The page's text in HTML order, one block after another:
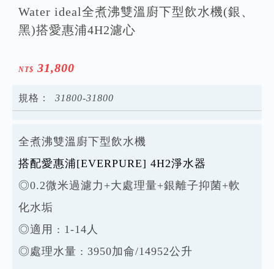
Water ideal全煮沸雙溫廚下型飲水機(銀、
黑)搭愛惠浦4H2濾心
NT$ 31,800
規格： 31800-31800
全煮沸雙溫廚下型飲水機
搭配愛惠浦[EVERPURE] 4H2淨水器
◎0.2微米過濾力+大處理量+銀離子抑菌+軟
化水垢
◎適用 : 1-14人
◎處理水量 : 3950加侖/14952公升